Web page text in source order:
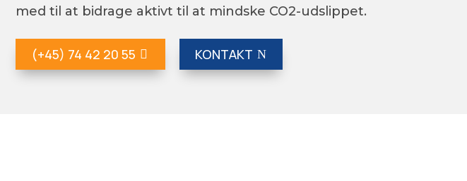
med til at bidrage aktivt til at mindske CO2-udslippet.
(+45) 74 42 20 55 KONTAKT